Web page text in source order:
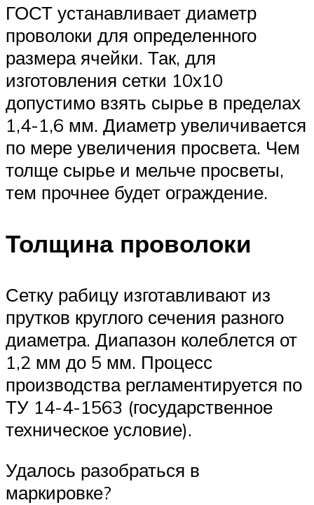
ГОСТ устанавливает диаметр
проволоки для определенного
размера ячейки. Так, для
изготовления сетки 10х10
допустимо взять сырье в пределах
1,4-1,6 мм. Диаметр увеличивается
по мере увеличения просвета. Чем
толще сырье и мельче просветы,
тем прочнее будет ограждение.
Толщина проволоки
Сетку рабицу изготавливают из
прутков круглого сечения разного
диаметра. Диапазон колеблется от
1,2 мм до 5 мм. Процесс
производства регламентируется по
ТУ 14-4-1563 (государственное
техническое условие).
Удалось разобраться в
маркировке?